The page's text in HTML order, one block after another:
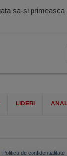
sa-si primeasca
LIDERI
Politica de confidentialitate